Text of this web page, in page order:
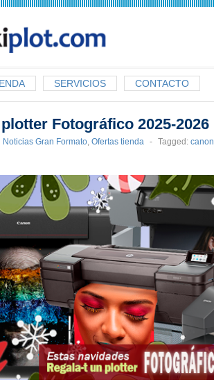
SERVICIOS CONTACTO
Fotográfico 2025-2026
Noticias Gran Formato, Ofertas tienda - Tagged: canon